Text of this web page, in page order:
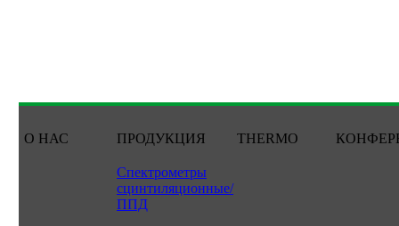
О НАС ПРОДУКЦИЯ THERMO
Спектрометры
сцинтиляционные/
ППД